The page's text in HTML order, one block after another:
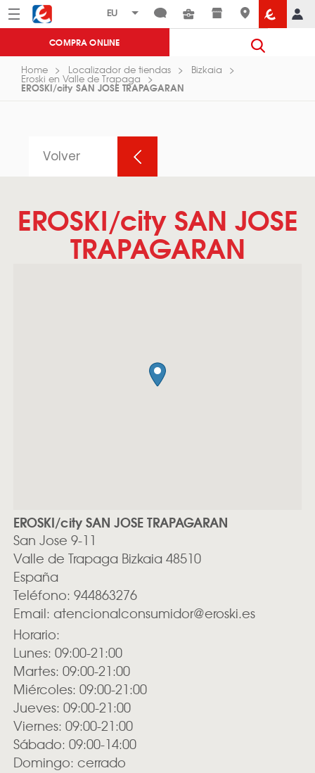
Menú Eroski
COMPRA ONLINE
Home Localizador de tiendas Bizkaia
Eroski en Valle de Trapaga
EROSKI/city SAN JOSE TRAPAGARAN
Volver
EROSKI/city SAN JOSE
TRAPAGARAN
EROSKI/city SAN JOSE TRAPAGARAN
San Jose 9-11
Valle de Trapaga Bizkaia 48510
España
Teléfono: 944863276
Email: atencionalconsumidor@eroski.es
Horario:
Lunes: 09:00-21:00
Martes: 09:00-21:00
Miércoles: 09:00-21:00
Jueves: 09:00-21:00
Viernes: 09:00-21:00
Sábado: 09:00-14:00
Domingo: cerrado